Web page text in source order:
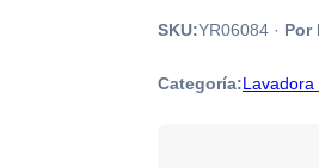
SKU:YR06084 · Por
Categoría: